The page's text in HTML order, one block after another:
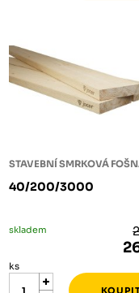
STAVEBNÍ SMRKOVÁ
40/200/3000
skladem
ks